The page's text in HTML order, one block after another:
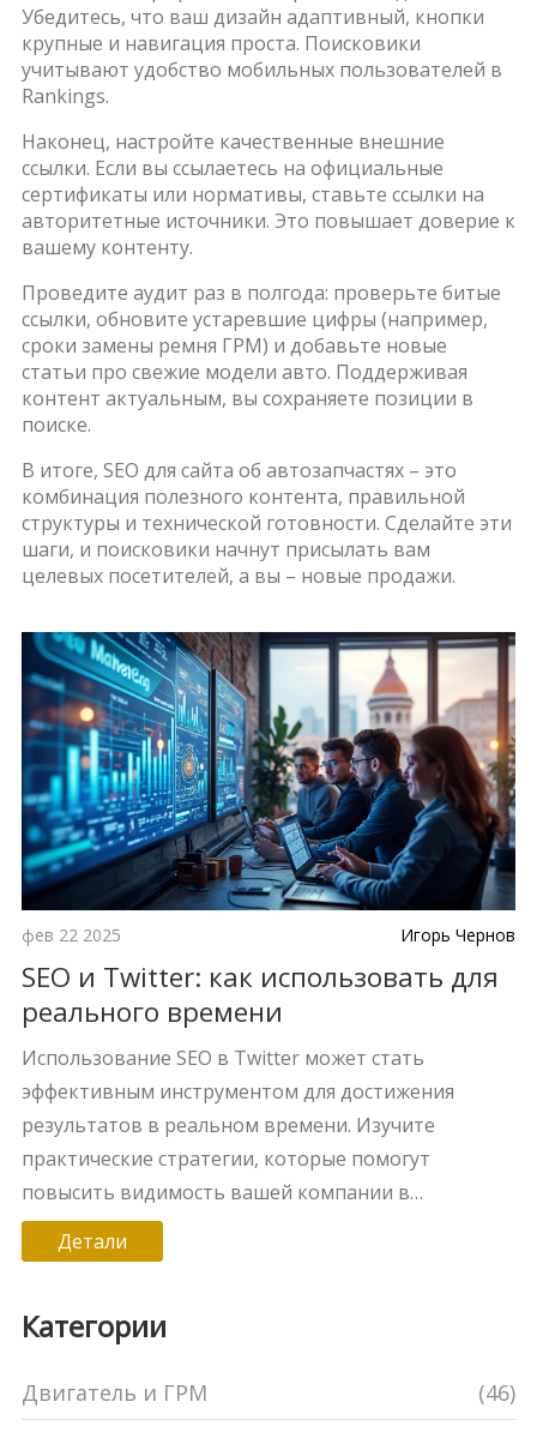
Убедитесь, что ваш дизайн адаптивный, кнопки
крупные и навигация проста. Поисковики
учитывают удобство мобильных пользователей в
Rankings.
Наконец, настройте качественные внешние
ссылки. Если вы ссылаетесь на официальные
сертификаты или нормативы, ставьте ссылки на
авторитетные источники. Это повышает доверие к
вашему контенту.
Проведите аудит раз в полгода: проверьте битые
ссылки, обновите устаревшие цифры (например,
сроки замены ремня ГРМ) и добавьте новые
статьи про свежие модели авто. Поддерживая
контент актуальным, вы сохраняете позиции в
поиске.
В итоге, SEO для сайта об автозапчастях – это
комбинация полезного контента, правильной
структуры и технической готовности. Сделайте эти
шаги, и поисковики начнут присылать вам
целевых посетителей, а вы – новые продажи.
фев 22 2025 Игорь Чернов
SEO и Twitter: как использовать для
реального времени
Использование SEO в Twitter может стать
эффективным инструментом для достижения
результатов в реальном времени. Изучите
практические стратегии, которые помогут
повысить видимость вашей компании в
интернете. Узнайте, как оптимизировать контент
и использовать особенности платформы Twitter
себя советы известных специалистов, включая
маркетинговые стратегии.
Детали
Категории
Двигатель и ГРМ
(46)